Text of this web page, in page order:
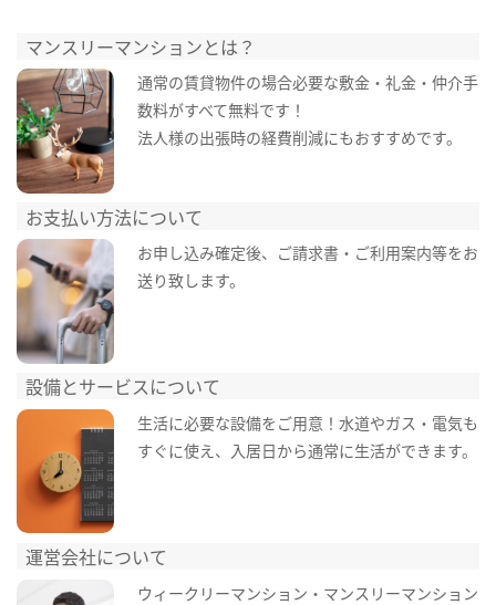
マンスリーマンションとは？
通常の賃貸物件の場合必要な敷金・礼金・仲介手
数料がすべて無料です！
法人様の出張時の経費削減にもおすすめです。
お支払い方法について
お申し込み確定後、ご請求書・ご利用案内等をお
送り致します。
設備とサービスについて
生活に必要な設備をご用意！水道やガス・電気も
すぐに使え、入居日から通常に生活ができます。
運営会社について
ウィークリーマンション・マンスリーマンション